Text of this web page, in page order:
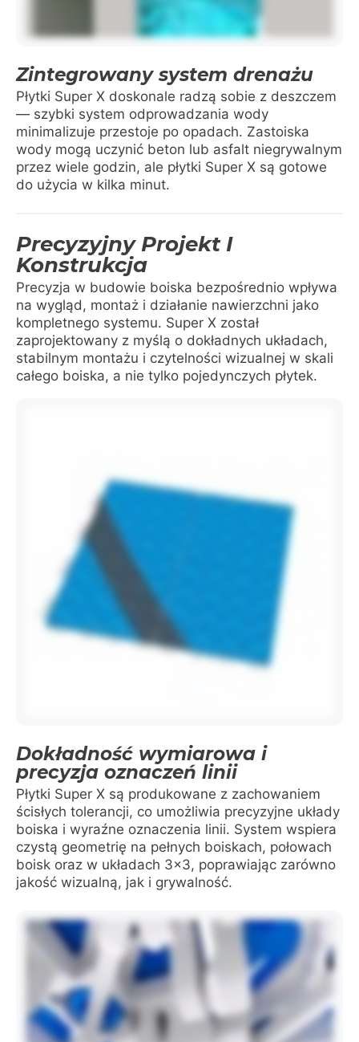
Zintegrowany system drenażu
Płytki Super X doskonale radzą sobie z deszczem
— szybki system odprowadzania wody
minimalizuje przestoje po opadach. Zastoiska
wody mogą uczynić beton lub asfalt niegrywalnym
przez wiele godzin, ale płytki Super X są gotowe
do użycia w kilka minut.
Precyzyjny Projekt I
Konstrukcja
Precyzja w budowie boiska bezpośrednio wpływa
na wygląd, montaż i działanie nawierzchni jako
kompletnego systemu. Super X został
zaprojektowany z myślą o dokładnych układach,
stabilnym montażu i czytelności wizualnej w skali
całego boiska, a nie tylko pojedynczych płytek.
Dokładność wymiarowa i
precyzja oznaczeń linii
Płytki Super X są produkowane z zachowaniem
ścisłych tolerancji, co umożliwia precyzyjne układy
boiska i wyraźne oznaczenia linii. System wspiera
czystą geometrię na pełnych boiskach, połowach
boisk oraz w układach 3×3, poprawiając zarówno
jakość wizualną, jak i grywalność.